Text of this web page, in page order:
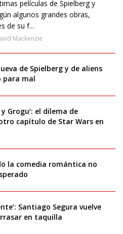
películas de Spielberg y
algunos grandes obras,
de su f...
Mackenzie
de Spielberg y de aliens
para mal
Grogu’: el dilema de
capítulo de Star Wars en
la comedia romántica no
Santiago Segura vuelve
en taquilla